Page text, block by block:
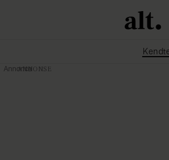
Annonce